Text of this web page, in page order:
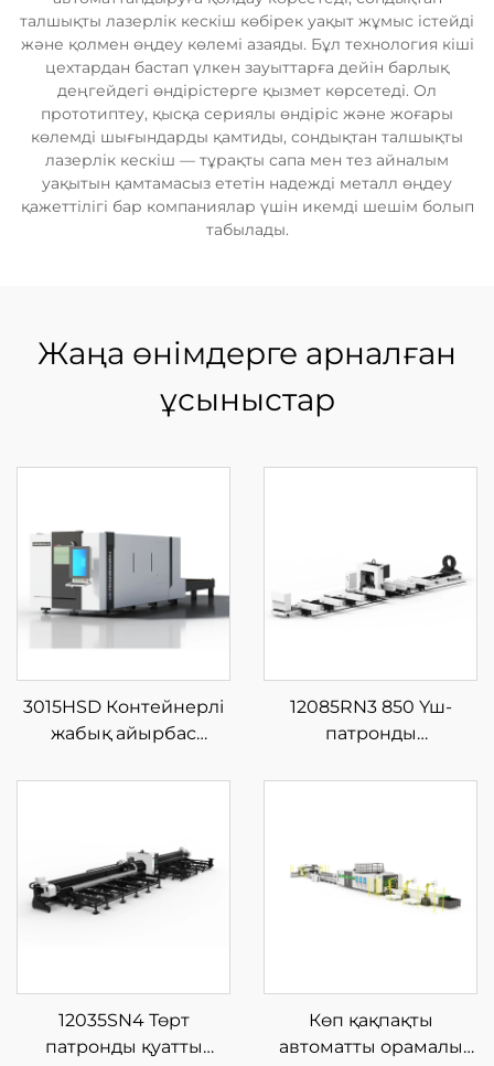
талшықты лазерлік кескіш көбірек уақыт жұмыс істейді
және қолмен өңдеу көлемі азаяды. Бұл технология кіші
цехтардан бастап үлкен зауыттарға дейін барлық
деңгейдегі өндірістерге қызмет көрсетеді. Ол
прототиптеу, қысқа сериялы өндіріс және жоғары
көлемді шығындарды қамтиды, сондықтан талшықты
лазерлік кескіш — тұрақты сапа мен тез айналым
уақытын қамтамасыз ететін надежді металл өңдеу
қажеттілігі бар компаниялар үшін икемді шешім болып
табылады.
Жаңа өнімдерге арналған
ұсыныстар
3015HSD Контейнерлі
жабық айырбас
талшықты лазерлі кесу
12085RN3 850 Үш-
патронды
Лазерлі Түтік Кесу
12035SN4 Төрт
патронды қуатты
Көп қақпақты
автоматты орамалы